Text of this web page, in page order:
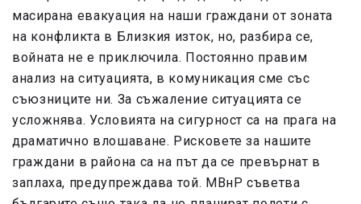
масирана евакуация на наши граждани от зоната
на конфликта в Близкия изток, но, разбира се,
войната не е приключила. Постоянно правим
анализ на ситуацията, в комуникация сме със
съюзниците ни. За съжаление ситуацията се
усложнява. Условията на сигурност са на прага на
драматично влошаване. Рисковете за нашите
граждани в района са на път да се превърнат в
заплаха, предупреждава той. МВнР съветва